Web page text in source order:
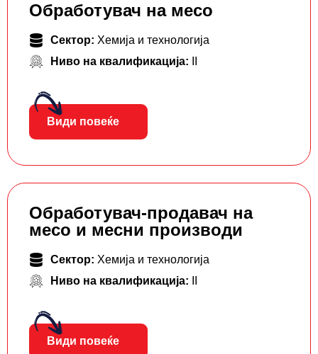
Обработувач на месо
Сектор: Хемија и технологија
Ниво на квалификација:
Види повеќе
Обработувач-продавач на
месо и месни производи
Сектор: Хемија и технологија
Ниво на квалификација:
Види повеќе